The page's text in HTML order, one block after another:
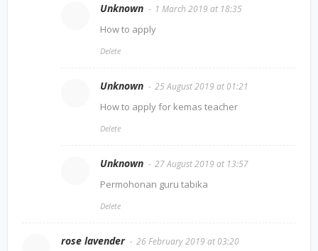
Unknown 1 March 2019 at 18:35
How to apply
Delete
Unknown 25 August 2019 at 01:21
How to apply for kemas teacher
Delete
Unknown 27 August 2019 at 13:57
Permohonan guru tabika
Delete
rose lavender 26 February 2019 at 03:20